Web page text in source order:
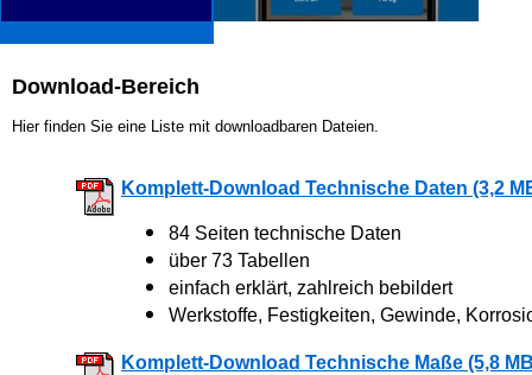
Download-Bereich
Hier finden Sie eine Liste mit downloadbaren Dateien.
Komplett-Download Technische Daten (3,2
84 Seiten technische Daten
über 73 Tabellen
einfach erklärt, zahlreich bebildert
Werkstoffe, Festigkeiten, Gewinde,
Komplett-Download Technische Maße (5,8